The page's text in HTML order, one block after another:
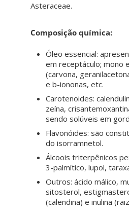
Asteraceae.
Composição química:
Óleo essencial:
em receptáculo; mono
(carvona,
e b-iononas, etc.
Carotenoides:
zeína,
sendo solúveis em
Flavonóides: são
do isorramnetol.
Álcoois triterpênicos
3-palmítico, lupol,
Outros: ácido málico,
sitosterol,
(calendina) e inulina